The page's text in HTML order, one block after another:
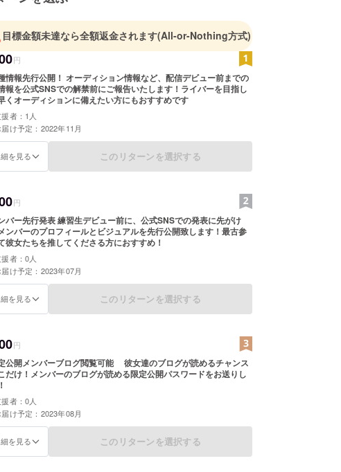
目標金額未達なら全額返金されます(All-or-Nothing方式)
円
報先行公開！ オーディション情報など、配信デビュー前までの
報を公式SNSでの解禁前にご報告いたします！ライバーを目指し
くオーディションに備えたい方にもおすすめです
者：1人
届け予定：2022年11月
を見る このリターンを選択する
円
ー先行発表 練習生デビュー前に、公式SNSでの発表に先がけ
ンバーのプロフィールとビジュアルを先行公開致します！最古参
彼女たちを推してくださる方におすすめ！
者：0人
届け予定：2023年07月
を見る このリターンを選択する
円
公開メンバーブログ閲覧可能 彼女達のブログが読めるチャンス
だけ！メンバーのブログが読める限定公開パスワードをお送りし
者：0人
届け予定：2023年08月
を見る このリターンを選択する